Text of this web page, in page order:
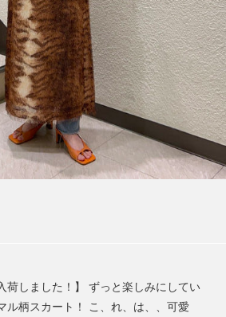
荷しました！】 ずっと楽しみにしてい
ル柄スカート！ こ、れ、は、、可愛